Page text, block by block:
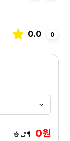
0.0 0
총 금액 0원